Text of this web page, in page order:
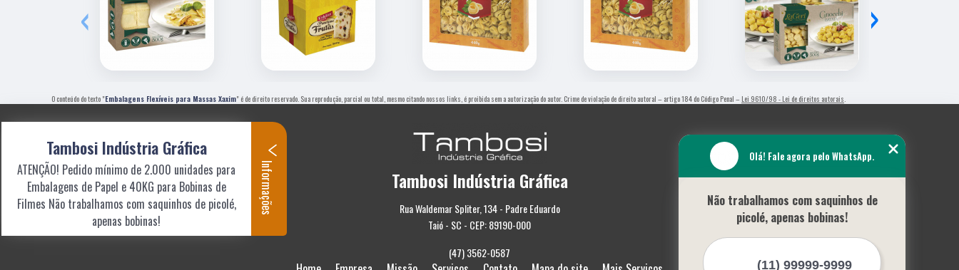
‹ ›
O conteúdo do texto "Embalagens Flexíveis para Massas Xaxim" é de direito reservado. Sua reprodução, parcial ou total, mesmo citando nossos links, é proibida sem a autorização do autor. Crime de violação de direito autoral – artigo 184 do Código Penal – Lei 9610/98 - Lei de direitos autorais
Tambosi Indústria Gráfica
Rua Waldemar Spliter, 134 - Padre Eduardo
Taió - SC - CEP: 89190-000
(47) 3562-0587
Olá! Fale agora pelo WhatsApp.
Não trabalhamos com saquinhos de
picolé, apenas bobinas!
Tambosi Indústria Gráfica
ATENÇÃO! Pedido mínimo de 2.000 unidades para
Embalagens de Papel e 40KG para Bobinas de
Filmes Não trabalhamos com saquinhos de picolé,
apenas bobinas!
Informações